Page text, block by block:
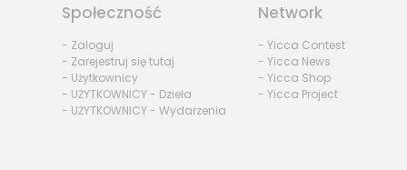
Społeczność
- Zaloguj
- Zarejestruj się tutaj
- Użytkownicy
- UŻYTKOWNICY - Dzieła
- UŻYTKOWNICY - Wydarzenia
Network
- Yicca Contest
- Yicca News
- Yicca Shop
- Yicca Project